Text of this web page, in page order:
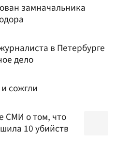
замначальника
в Петербурге
дело
сожгли
СМИ о том, что
10 убийств